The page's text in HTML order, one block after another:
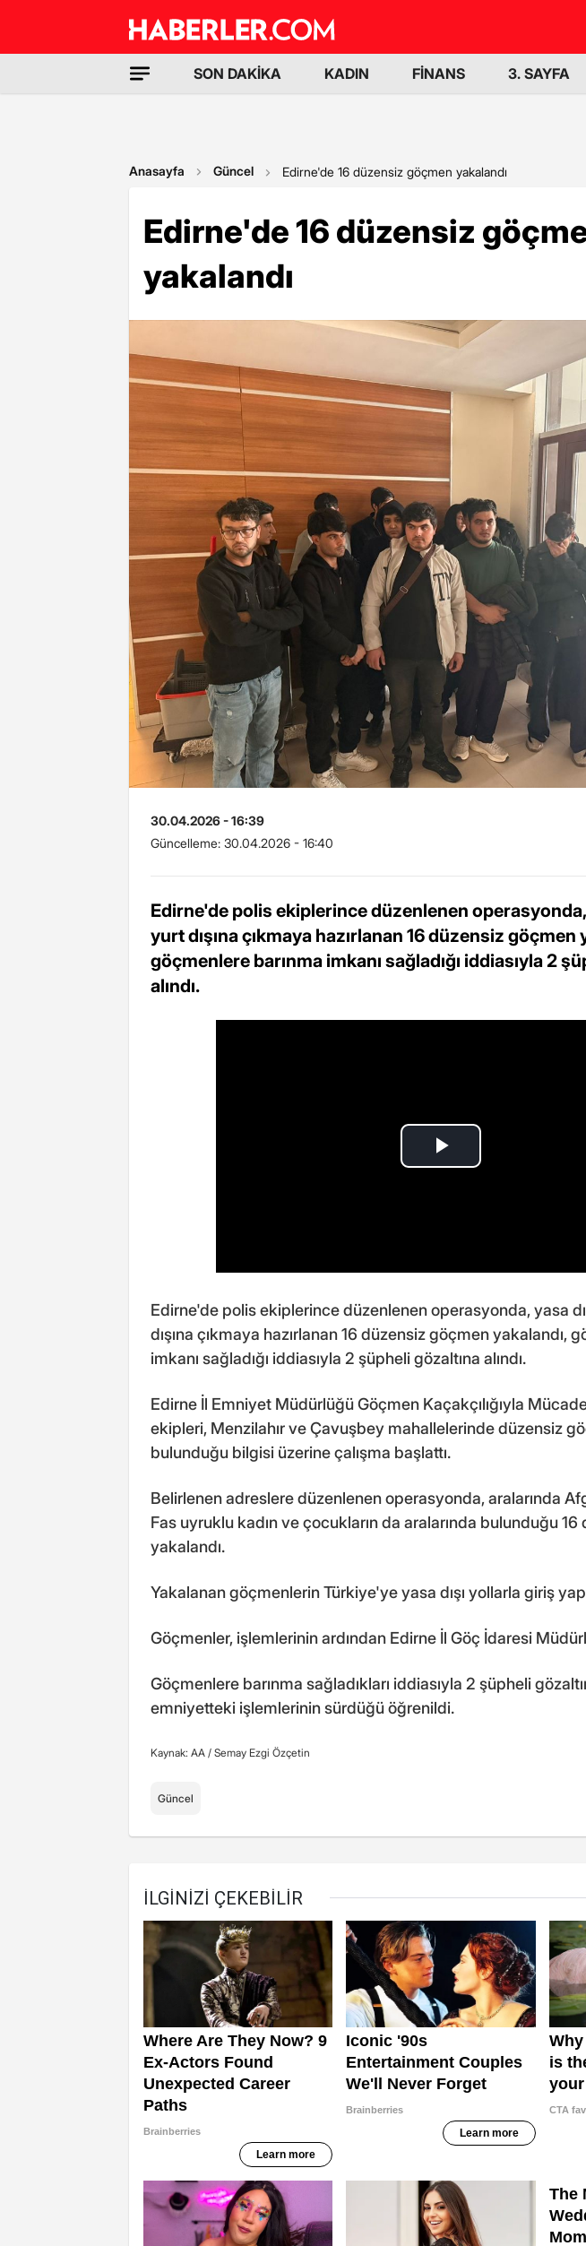
SON DAKİKA KADIN FİNANS 3. SAYFA
Anasayfa Güncel Edirne'de 16 düzensiz göçmen yakalandı
Edirne'de 16 düzensiz
yakalandı
30.04.2026 - 16:39
Güncelleme: 30.04.2026 - 16:40
Edirne'de polis ekiplerince düzenlenen operasyonda,
yurt dışına çıkmaya hazırlanan 16 düzensiz göçmen
göçmenlere barınma imkanı sağladığı iddiasıyla 2
alındı.
Edirne'de polis ekiplerince düzenlenen operasyonda, yasa
dışına çıkmaya hazırlanan 16 düzensiz göçmen yakalandı,
imkanı sağladığı iddiasıyla 2 şüpheli gözaltına alındı.
Edirne İl Emniyet Müdürlüğü Göçmen Kaçakçılığıyla
ekipleri, Menzilahır ve Çavuşbey mahallelerinde düzensiz
bulunduğu bilgisi üzerine çalışma başlattı.
Belirlenen adreslere düzenlenen operasyonda, aralarında
Fas uyruklu kadın ve çocukların da aralarında bulunduğu
yakalandı.
Yakalanan göçmenlerin Türkiye'ye yasa dışı yollarla giriş
Göçmenler, işlemlerinin ardından Edirne İl Göç İdaresi
Göçmenlere barınma sağladıkları iddiasıyla 2 şüpheli
emniyetteki işlemlerinin sürdüğü öğrenildi.
Kaynak: AA / Semay Ezgi Özçetin
Güncel